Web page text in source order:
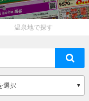
温泉地で探す